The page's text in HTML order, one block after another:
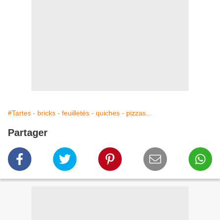
#Tartes - bricks - feuilletés - quiches - pizzas...
Partager